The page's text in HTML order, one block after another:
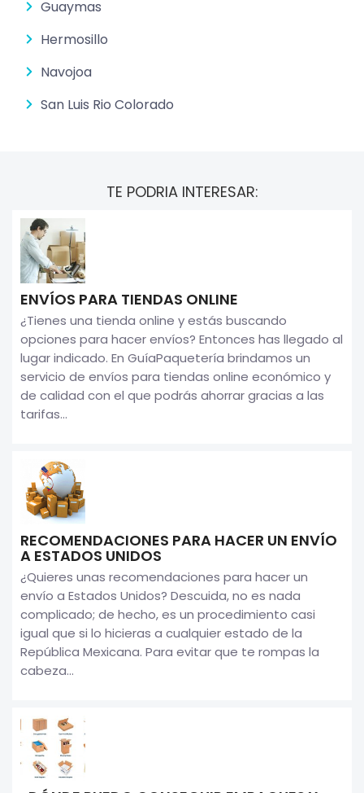
Guaymas
Hermosillo
Navojoa
San Luis Rio Colorado
TE PODRIA INTERESAR:
ENVÍOS PARA TIENDAS ONLINE
¿Tienes una tienda online y estás buscando
opciones para hacer envíos? Entonces has llegado al
lugar indicado. En GuíaPaquetería brindamos un
servicio de envíos para tiendas online económico y
de calidad con el que podrás ahorrar gracias a las
tarifas...
RECOMENDACIONES PARA HACER UN ENVÍO
A ESTADOS UNIDOS
¿Quieres unas recomendaciones para hacer un
envío a Estados Unidos? Descuida, no es nada
complicado; de hecho, es un procedimiento casi
igual que si lo hicieras a cualquier estado de la
República Mexicana. Para evitar que te rompas la
cabeza...